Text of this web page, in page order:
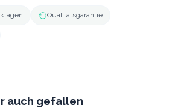
Qualitätsgarantie
auch gefallen